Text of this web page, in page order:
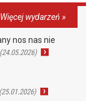
Więcej wydarzeń »
nos nas nie
(24.05.2026)
(25.01.2026)